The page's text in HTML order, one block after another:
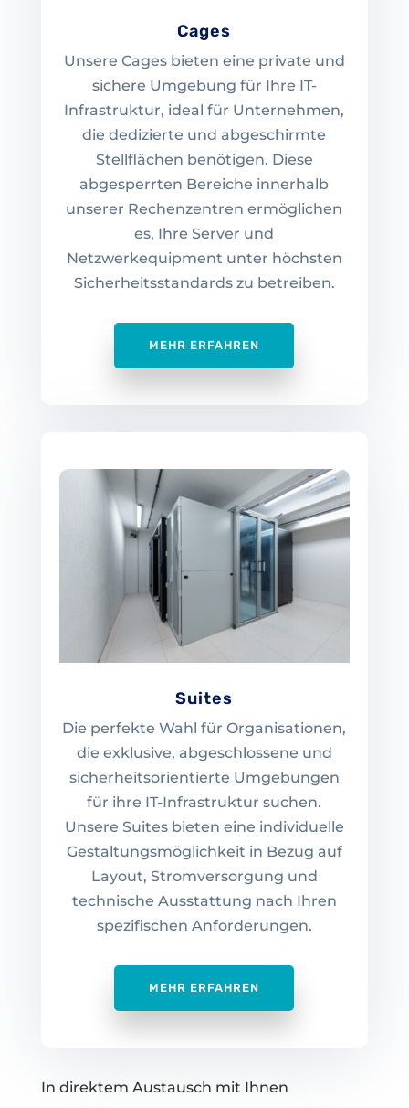
Cages
Unsere Cages bieten eine private und
sichere Umgebung für Ihre IT-
Infrastruktur, ideal für Unternehmen,
die dedizierte und abgeschirmte
Stellflächen benötigen. Diese
abgesperrten Bereiche innerhalb
unserer Rechenzentren ermöglichen
es, Ihre Server und
Netzwerkequipment unter höchsten
Sicherheitsstandards zu betreiben.
MEHR ERFAHREN
Suites
Die perfekte Wahl für Organisationen,
die exklusive, abgeschlossene und
sicherheitsorientierte Umgebungen
für ihre IT-Infrastruktur suchen.
Unsere Suites bieten eine individuelle
Gestaltungsmöglichkeit in Bezug auf
Layout, Stromversorgung und
technische Ausstattung nach Ihren
spezifischen Anforderungen.
MEHR ERFAHREN
In direktem Austausch mit Ihnen